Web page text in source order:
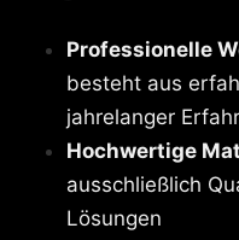
Professionelle
besteht aus
jahrelanger
Hochwertige
ausschließlich
Lösungen